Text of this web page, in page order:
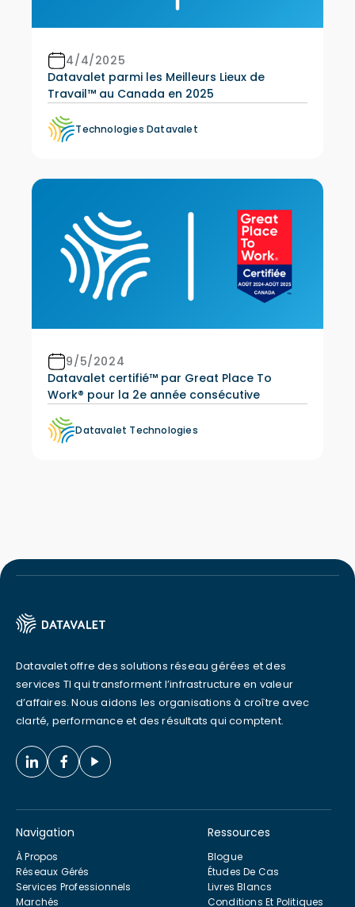
4/4/2025
Datavalet parmi les Meilleurs Lieux de
Travail™ au Canada en 2025
Technologies Datavalet
9/5/2024
Datavalet certifié™ par Great Place To
Work® pour la 2e année consécutive
Datavalet Technologies
Datavalet offre des solutions réseau gérées et des
services TI qui transforment l’infrastructure en valeur
d’affaires. Nous aidons les organisations à croître avec
clarté, performance et des résultats qui comptent.
Navigation
À Propos
Réseaux Gérés
Services Professionnels
Marchés
Ressources
Blogue
Études De Cas
Livres Blancs
Conditions Et Politiques